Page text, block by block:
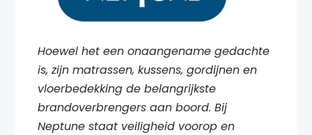
Hoewel het een onaangename gedachte
is, zijn matrassen, kussens, gordijnen en
vloerbedekking de belangrijkste
brandoverbrengers aan boord. Bij
Neptune staat veiligheid voorop en